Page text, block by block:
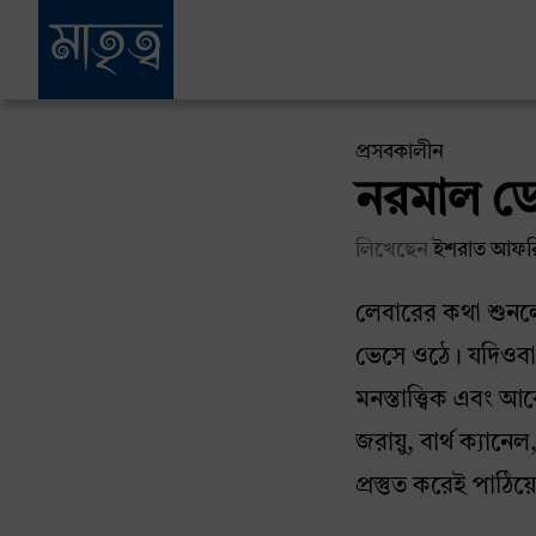
প্রসবকালীন
নরমাল
লিখেছেনইশরাত
লেবারের কথা
ভেসে ওঠে।
মনস্তাত্ত্বিক এবং
জরায়ু, বার্থ
প্রস্তুত করেই